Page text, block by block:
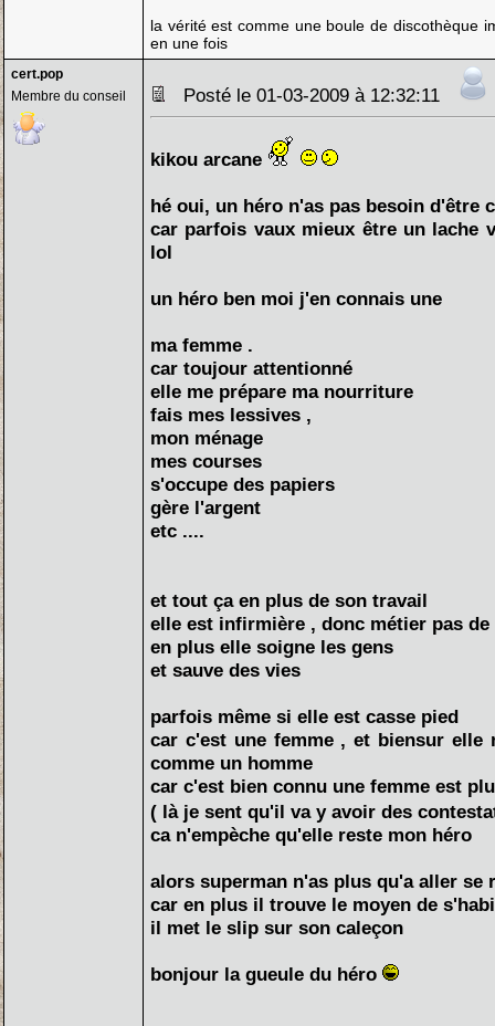
la vérité est comme une boule de discothèque
en une fois
cert.pop
Membre du conseil
Posté le 01-03-2009 à 12:32:11
kikou arcane
hé oui, un héro n'as pas besoin d'être
car parfois vaux mieux être un lache
lol
un héro ben moi j'en connais une
ma femme .
car toujour attentionné
elle me prépare ma nourriture
fais mes lessives ,
mon ménage
mes courses
s'occupe des papiers
gère l'argent
etc ....
et tout ça en plus de son travail
elle est infirmière , donc métier pas
en plus elle soigne les gens
et sauve des vies
parfois même si elle est casse pied
car c'est une femme , et biensur elle
comme un homme
car c'est bien connu une femme est
( là je sent qu'il va y avoir des
ca n'empèche qu'elle reste mon héro
alors superman n'as plus qu'a aller se
car en plus il trouve le moyen de
il met le slip sur son caleçon
bonjour la gueule du héro